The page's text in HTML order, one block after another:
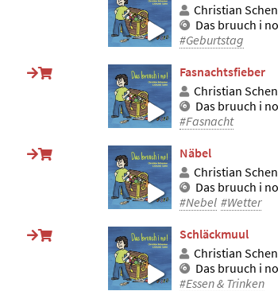
Christian
Das bruuch i
#Geburtstag
Fasnachtsfieber
Christian
Das bruuch i
#Fasnacht
Näbel
Christian
Das bruuch i
#Nebel #Wetter
Schläckmuul
Christian
Das bruuch i
#Essen & Trinken